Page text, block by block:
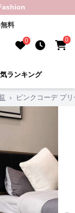
料
0 0
ランキング
› ピンクコーデ プ